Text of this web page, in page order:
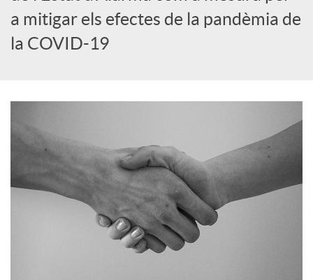
o
c
i
a
l
a mitigar els efectes de la pandèmia de
la COVID-19